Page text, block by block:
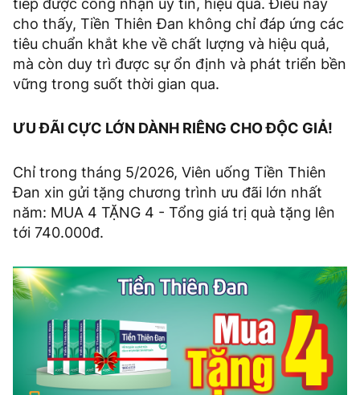
tiếp được công nhận uy tín, hiệu quả. Điều này
cho thấy, Tiền Thiên Đan không chỉ đáp ứng các
tiêu chuẩn khắt khe về chất lượng và hiệu quả,
mà còn duy trì được sự ổn định và phát triển bền
vững trong suốt thời gian qua.
ƯU ĐÃI CỰC LỚN DÀNH RIÊNG CHO ĐỘC GIẢ!
Chỉ trong tháng 5/2026, Viên uống Tiền Thiên
Đan xin gửi tặng chương trình ưu đãi lớn nhất
năm: MUA 4 TẶNG 4 - Tổng giá trị quà tặng lên
tới 740.000đ.